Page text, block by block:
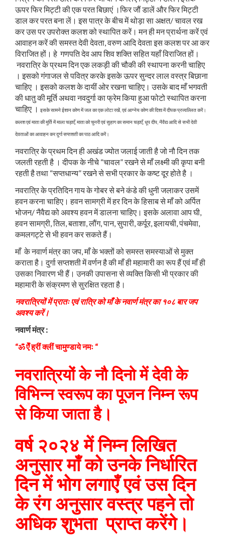
ऊपर फिर मिट्टी की एक परत बिछाएं ।फिर जौं डालें और फिर मिट्टी
डाल कर परत बना लें। इस पात्र के बीच में थोड़ा सा अक्षत/ चावल रख
कर उस पर उपरोक्त कलश को स्थापित करें। मन ही मन प्रार्थना करें एवं
आवाहन करें की समस्त देवी देवता, वरुण आदि देवता इस कलश पर आ कर
विराजित हों। हे गणपति देव आप शिव शक्ति सहित यहाँ विराजित हों।
नवरात्रि के प्रथम दिन एक लकड़ी की चौकी की स्थापना करनी चाहिए
। इसको गंगाजल से पवित्र करके इसके ऊपर सुन्दर लाल वस्त्र बिछाना
चाहिए । इसको कलश के दायीं ओर रखना चाहिए। उसके बाद माँ भगवती
की धातु की मूर्ति अथवा नवदुर्गा का फ्रेम किया हुआ फोटो स्थापित करना
चाहिए । इसके सामने ईशान कोण में जल का एक लोटा रखें, एवं आग्नेय कोण की दिशा में दीपक प्रज्वल्लित करें।
कलश एवं माता की मूर्ति में माला चड़ाएँ, माता को चुनरी एवं सुहाग का समान चड़ाएँ, धूप दीप, नैवैद्य आदि से सभी देवी
देवताओं का आवाहन कर दुर्गा सप्तशती का पाठ आदि करें।
नवरात्रि के प्रथम दिन ही अखंड ज्योत जलाई जाती है जो नौ दिन तक
जलती रहती है । दीपक के नीचे “चावल” रखने से माँ लक्ष्मी की कृपा बनी
रहती है तथा “सप्तधान्य” रखने से सभी प्रकार के कष्ट दूर होते है ।
नवरात्रि के प्रतिदिन गाय के गोबर से बने कंडे की धुनी जलाकर उसमें
हवन करना चाहिए। हवन सामग्री में हर दिन के हिसाब से माँ को अर्पित
भोजन/ नैवैद्य को अवश्य हवन में डालना चाहिए। इसके अलावा आप घी,
हवन सामग्री, तिल, बताशा, लौंग, पान, सुपारी, कर्पूर, इलायची, पंचमेवा,
कमलगट्टे से भी हवन कर सकते हैं।
माँ के नवार्ण मंत्र का जप, माँ के भक्तों को समस्त समस्याओं से मुक्त
कराता है। दुर्गा सप्तशती में वर्णन है की माँ ही महामारी का रूप हैं एवं माँ ही
उसका निवारण भी हैं। उनकी उपासना से व्यक्ति किसी भी प्रकार की
महामारी के संक्रमण से सुरक्षित रहता है।
नवरात्रियों में प्रातः एवं रात्रि को माँ के नवार्ण मंत्र का १०८ बार जप
अवश्य करें।
नवार्ण मंत्र :
“ॐ ऐँ ह्रीं क्लीं चामुण्डाये नमः “
नवरात्रियों के नौ दिनो में देवी के
विभिन्न स्वरूप का पूजन निम्न रूप
से किया जाता है।
वर्ष २०२४ में निम्न लिखित
अनुसार माँ को उनके निर्धारित
दिन में भोग लगाएँ एवं उस दिन
के रंग अनुसार वस्त्र पहने तो
अधिक शुभता प्राप्त करेंगे।